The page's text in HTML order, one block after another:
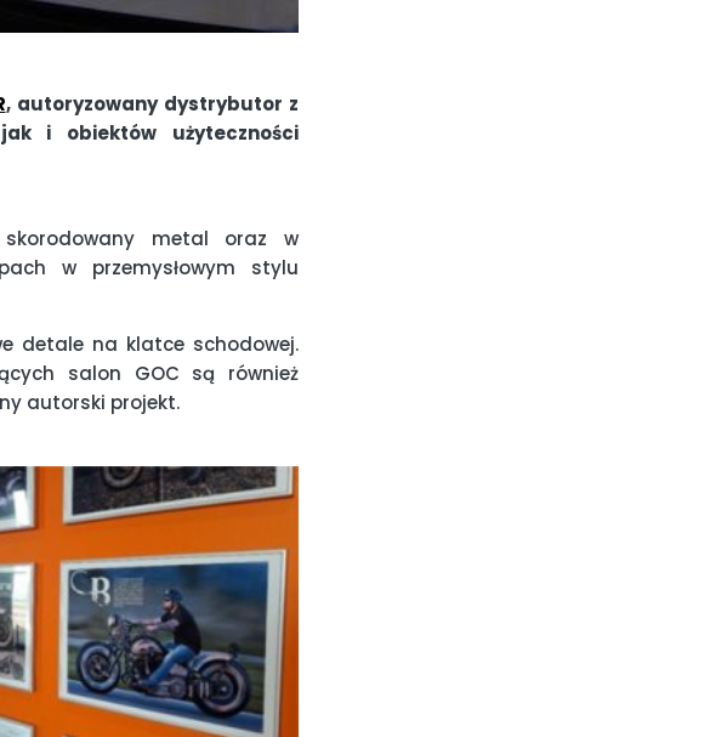
, autoryzowany dystrybutor z
i obiektów użyteczności
skorodowany metal oraz w
w przemysłowym stylu
detale na klatce schodowej.
salon GOC są również
autorski projekt.